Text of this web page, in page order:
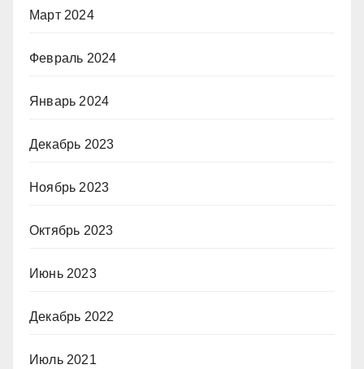
Март 2024
Февраль 2024
Январь 2024
Декабрь 2023
Ноябрь 2023
Октябрь 2023
Июнь 2023
Декабрь 2022
Июль 2021